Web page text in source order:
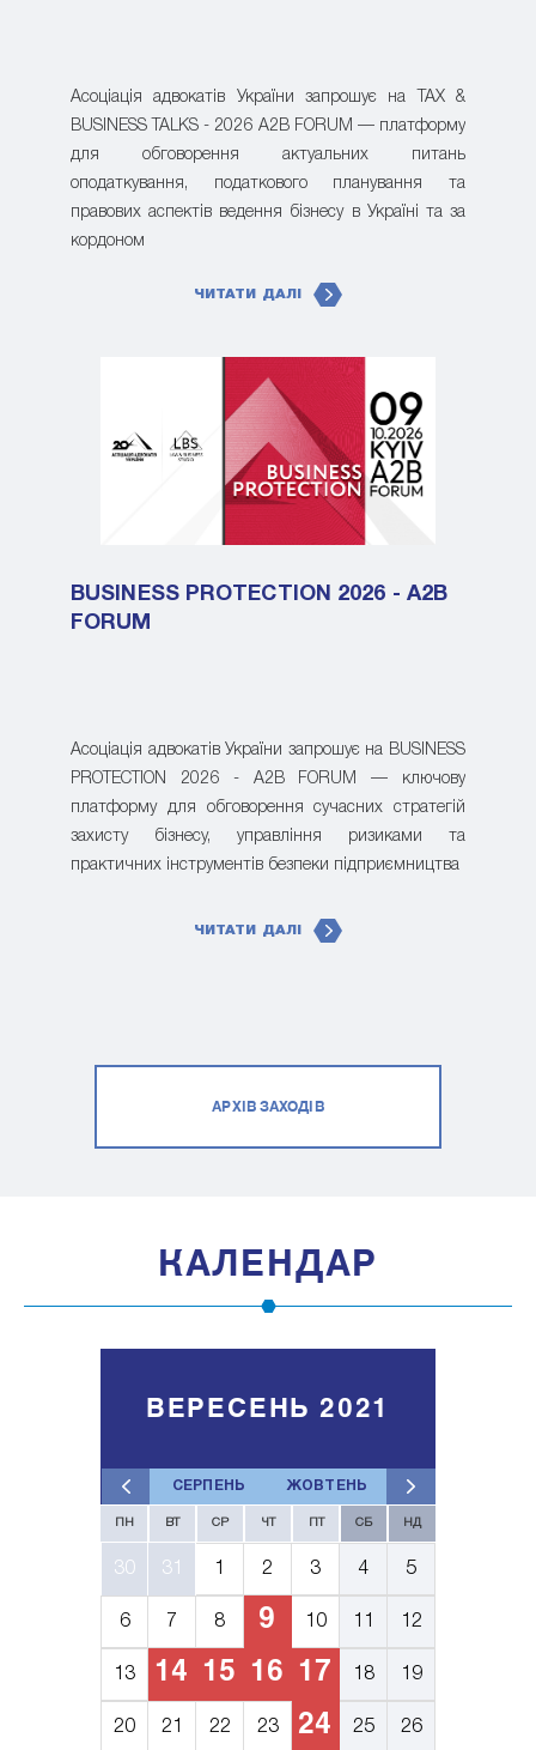
Асоціація адвокатів України запрошує на TAX &
BUSINESS TALKS - 2026 A2B FORUM — платформу
для обговорення актуальних питань
оподаткування, податкового планування та
правових аспектів ведення бізнесу в Україні та за
кордоном
ЧИТАТИ ДАЛІ
BUSINESS PROTECTION 2026 - A2B
FORUM
Асоціація адвокатів України запрошує на BUSINESS
PROTECTION 2026 - A2B FORUM — ключову
платформу для обговорення сучасних стратегій
захисту бізнесу, управління ризиками та
практичних інструментів безпеки підприємництва
ЧИТАТИ ДАЛІ
АРХІВ ЗАХОДІВ
КАЛЕНДАР
СЕРПЕНЬ ЖОВТЕНЬ
ВЕРЕСЕНЬ 2021
ПН ВТ СР ЧТ СБ НД
30 31 2 3 4 5
6 7 8 9 10 12
13 14 15 16 17 18 19
20 21 22 23 24 25 26